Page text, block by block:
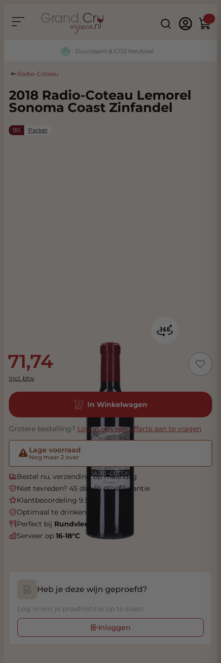
Search
Duurzaam & CO2 Neutraal
Radio-Coteau
2018 Radio-Coteau Lemorel
Sonoma Coast Zinfandel
90 Parker
71,74
Incl. btw
In Winkelwagen
Grotere bestelling? Log in om een offerte aan te vragen
Lage voorraad
Nog maar 2 over
Bestel nu, verzending op maandag
Niet tevreden? 45 dagen proefgarantie
Klantbeoordeling 9.5/10
Optimaal te drinken nu
Perfect bij Rundvlees
Serveer op 16-18°C
Heb je deze wijn geproefd?
Log in om je proefnotitie op te slaan.
Inloggen